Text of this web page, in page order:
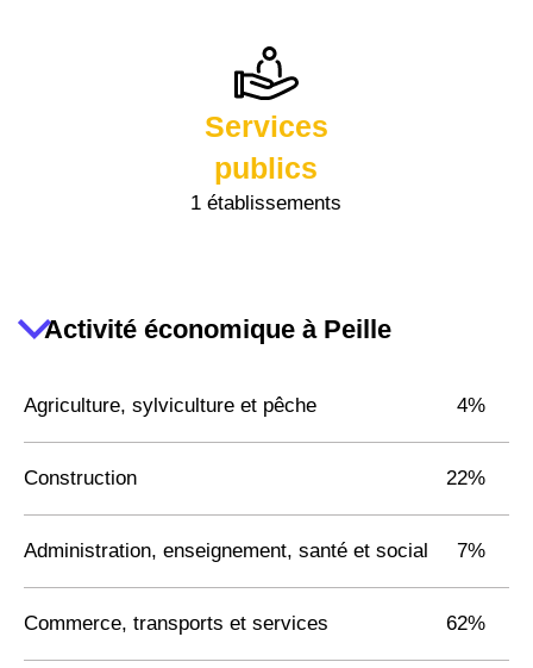
Services
publics
1 établissements
Activité économique à Peille
Agriculture, sylviculture et pêche 4%
Construction 22%
Administration, enseignement, santé et social 7%
Commerce, transports et services 62%